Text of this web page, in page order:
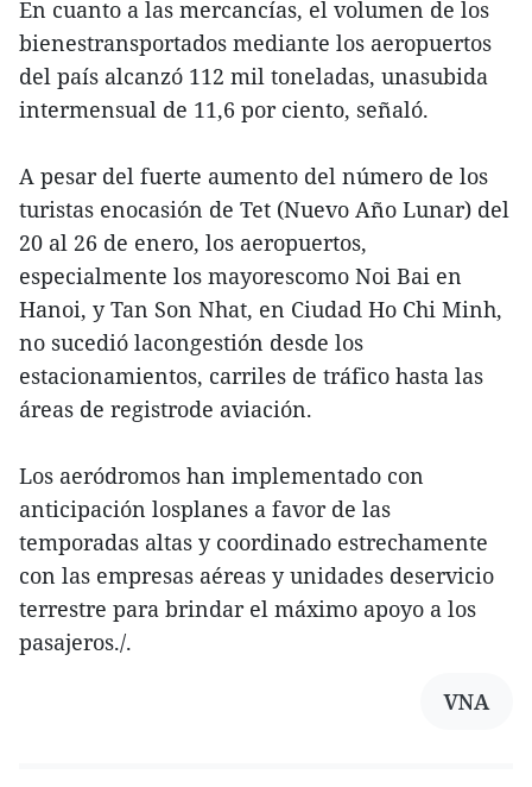
En cuanto a las mercancías, el volumen de los
bienestransportados mediante los aeropuertos
del país alcanzó 112 mil toneladas, unasubida
intermensual de 11,6 por ciento, señaló.
A pesar del fuerte aumento del número de los
turistas enocasión de Tet (Nuevo Año Lunar) del
20 al 26 de enero, los aeropuertos,
especialmente los mayorescomo Noi Bai en
Hanoi, y Tan Son Nhat, en Ciudad Ho Chi Minh,
no sucedió lacongestión desde los
estacionamientos, carriles de tráfico hasta las
áreas de registrode aviación.
Los aeródromos han implementado con
anticipación losplanes a favor de las
temporadas altas y coordinado estrechamente
con las empresas aéreas y unidades deservicio
terrestre para brindar el máximo apoyo a los
pasajeros./.
VNA